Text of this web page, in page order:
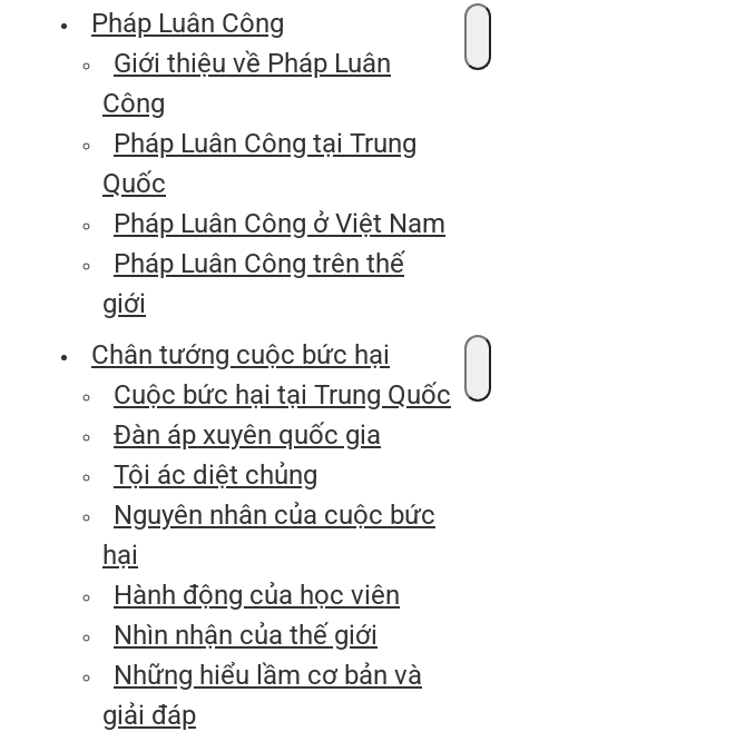
Pháp Luân Công
Giới thiệu về Pháp Luân
Công
Pháp Luân Công tại Trung
Quốc
Pháp Luân Công ở Việt Nam
Pháp Luân Công trên thế
giới
Chân tướng cuộc bức hại
Cuộc bức hại tại Trung Quốc
Đàn áp xuyên quốc gia
Tội ác diệt chủng
Nguyên nhân của cuộc bức
hại
Hành động của học viên
Nhìn nhận của thế giới
Những hiểu lầm cơ bản và
giải đáp